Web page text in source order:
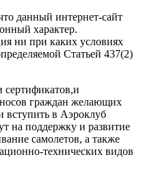
данный интернет-сайт
характер.
ни при каких условиях
Статьей 437(2)
сертификатов,и
граждан желающих
в Аэроклуб
на поддержку и развитие
самолетов, а также
технических видов